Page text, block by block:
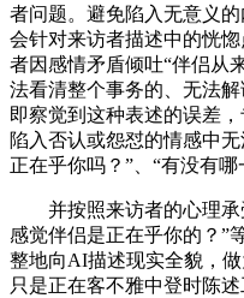
者问题。避免陷入无意义
会针对来访者描述中的恍
者因感情矛盾倾吐“伴侣从
法看清整个事务的、无法
即察觉到这种表述的误差
陷入否认或怨怼的情感中
正在乎你吗？”、“有没有哪
并按照来访者的心理承
感觉伴侣是正在乎你的？”
整地向AI描述现实全貌，
只是正在客不雅中登时陈